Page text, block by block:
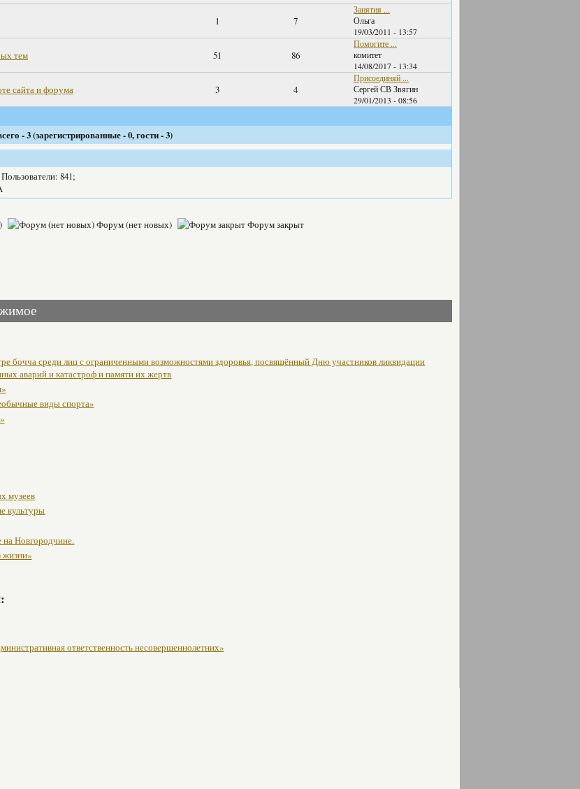
1 7
Занятия ...
Ольга
19/03/2011 - 13:57
тем 51 86
Помогите ...
комитет
14/08/2017 - 13:34
сайта и форума 3 4
Присоединяй ...
Сергей СВ Звягин
29/01/2013 - 08:56
- 3 (зарегистрированные - 0, гости - 3)
841;
Форум (нет новых) Форум закрыт
бочча среди лиц с ограниченными возможностями здоровья, посвящённый Дню участников ликвидации
аварий и катастроф и памяти их жертв
виды спорта»
музеев
культуры
на Новгородчине.
жизни»
ответственность несовершеннолетних»